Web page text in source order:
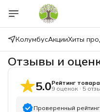
КолумбусАкцииХиты
Отзывы и
5.0Рейтинг товара
9 оценок · 5
Проверенный